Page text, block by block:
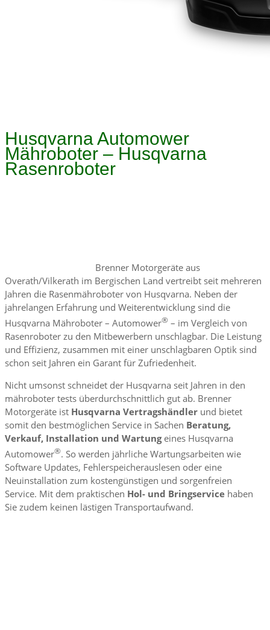
Husqvarna Automower
Mähroboter – Husqvarna
Rasenroboter
Brenner Motorgeräte aus
Overath/Vilkerath im Bergischen Land vertreibt seit mehreren
Jahren die Rasenmähroboter von Husqvarna. Neben der
jahrelangen Erfahrung und Weiterentwicklung sind die
Husqvarna Mähroboter – Automower® – im Vergleich von
Rasenroboter zu den Mitbewerbern unschlagbar. Die Leistung
und Effizienz, zusammen mit einer unschlagbaren Optik sind
schon seit Jahren ein Garant für Zufriedenheit.
Nicht umsonst schneidet der Husqvarna seit Jahren in den
mähroboter tests überdurchschnittlich gut ab. Brenner
Motorgeräte ist Husqvarna Vertragshändler und bietet
somit den bestmöglichen Service in Sachen Beratung,
Verkauf, Installation und Wartungeines Husqvarna
Automower®. So werden jährliche Wartungsarbeiten wie
Software Updates, Fehlerspeicherauslesen oder eine
Neuinstallation zum kostengünstigen und sorgenfreien
Service. Mit dem praktischen Hol- und Bringservice haben
Sie zudem keinen lästigen Transportaufwand.